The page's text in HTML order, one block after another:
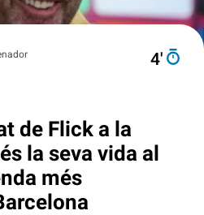
4′
de Flick a la
la seva vida al
més